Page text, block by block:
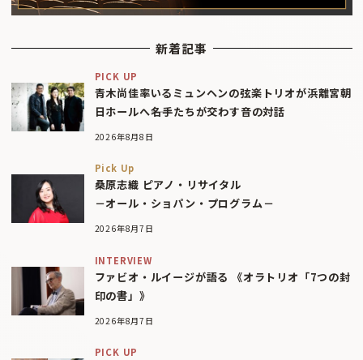
新着記事
PICK UP
青木尚佳率いるミュンヘンの弦楽トリオが浜離宮朝
日ホールへ――名手たちが交わす音の対話
2026年8月8日
Pick Up
桑原志織 ピアノ・リサイタル
－オール・ショパン・プログラム－
2026年8月7日
INTERVIEW
ファビオ・ルイージが語る 《オラトリオ「7つの封
印の書」》
2026年8月7日
PICK UP